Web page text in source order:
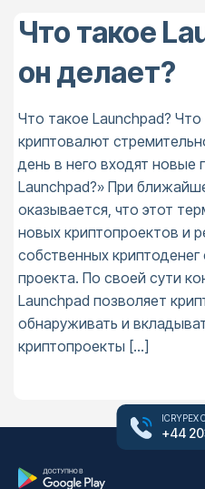
Что такое
он делает?
Что такое Launchpad?
криптовалют
день в него входят новые
Launchpad?» При
оказывается, что этот
новых криптопроектов и
собственных
проекта. По своей сути
Launchpad позволяет
обнаруживать и
криптопроекты […]
ICRYPEX
+44